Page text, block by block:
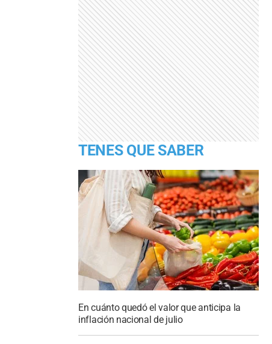
TENES QUE SABER
En cuánto quedó el valor que anticipa la
inflación nacional de julio